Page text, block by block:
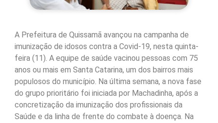
A Prefeitura de Quissamã avançou na campanha de
imunização de idosos contra a Covid-19, nesta quinta-
feira (11). A equipe de saúde vacinou pessoas com 75
anos ou mais em Santa Catarina, um dos bairros mais
populosos do município. Na última semana, a nova fase
do grupo prioritário foi iniciada por Machadinha, após a
concretização da imunização dos profissionais da
Saúde e da linha de frente do combate à doença. Na